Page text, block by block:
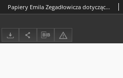
Papiery Emila Zegadłowicza dotyczące Ministerstwa Sztuki i Kultury – pisma, które wyszły z MSiK